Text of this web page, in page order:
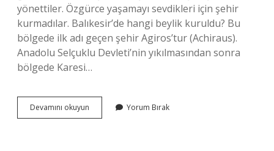
yönettiler. Özgürce yaşamayı sevdikleri için şehir
kurmadılar. Balıkesir’de hangi beylik kuruldu? Bu
bölgede ilk adı geçen şehir Agiros’tur (Achiraus).
Anadolu Selçuklu Devleti’nin yıkılmasından sonra
bölgede Karesi…
Devamını okuyun Balıkesirde
Hangi
Yorum Bırak